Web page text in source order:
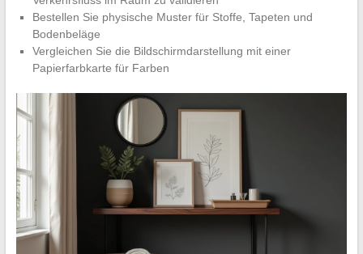
Bestellen Sie physische Muster für Stoffe, Tapeten und
Bodenbeläge
Vergleichen Sie die Bildschirmdarstellung mit einer
Papierfarbkarte für Farben